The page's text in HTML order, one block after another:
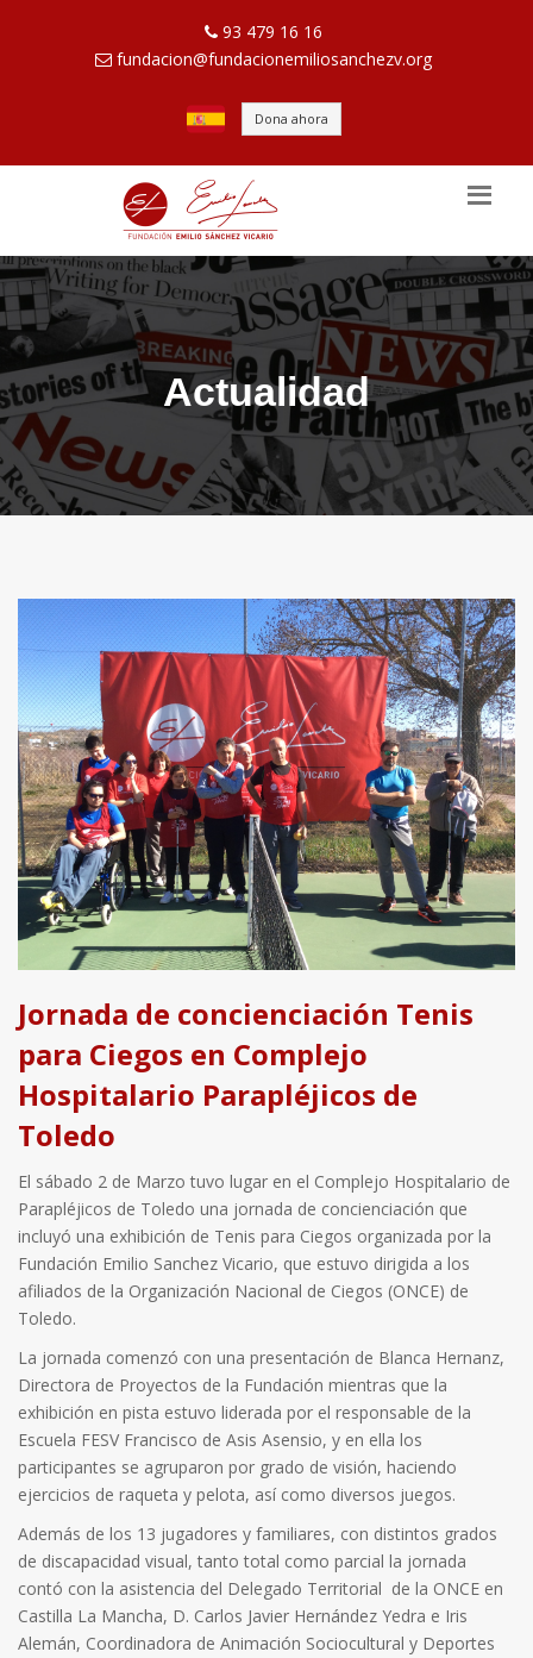
93 479 16 16
fundacion@fundacionemiliosanchezv.org
Dona ahora
Actualidad
Jornada de concienciación Tenis
para Ciegos en Complejo
Hospitalario Parapléjicos de
Toledo
El sábado 2 de Marzo tuvo lugar en el Complejo Hospitalario de
Parapléjicos de Toledo una jornada de concienciación que
incluyó una exhibición de Tenis para Ciegos organizada por la
Fundación Emilio Sanchez Vicario, que estuvo dirigida a los
afiliados de la Organización Nacional de Ciegos (ONCE) de
Toledo.
La jornada comenzó con una presentación de Blanca Hernanz,
Directora de Proyectos de la Fundación mientras que la
exhibición en pista estuvo liderada por el responsable de la
Escuela FESV Francisco de Asis Asensio, y en ella los
participantes se agruparon por grado de visión, haciendo
ejercicios de raqueta y pelota, así como diversos juegos.
Además de los 13 jugadores y familiares, con distintos grados
de discapacidad visual, tanto total como parcial la jornada
contó con la asistencia del Delegado Territorial de la ONCE en
Castilla La Mancha, D. Carlos Javier Hernández Yedra e Iris
Alemán, Coordinadora de Animación Sociocultural y Deportes